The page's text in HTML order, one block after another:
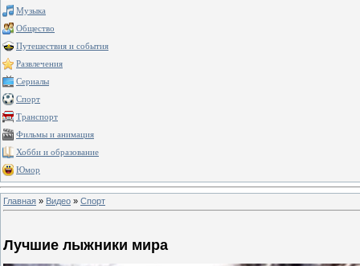
Музыка
Общество
Путешествия и события
Развлечения
Сериалы
Спорт
Транспорт
Фильмы и анимация
Хобби и образование
Юмор
Главная » Видео » Спорт
Лучшие лыжники мира